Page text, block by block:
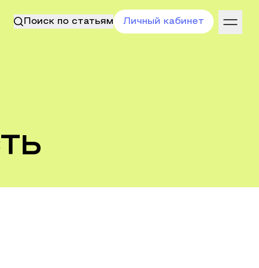
Поиск по статьям Личный кабинет